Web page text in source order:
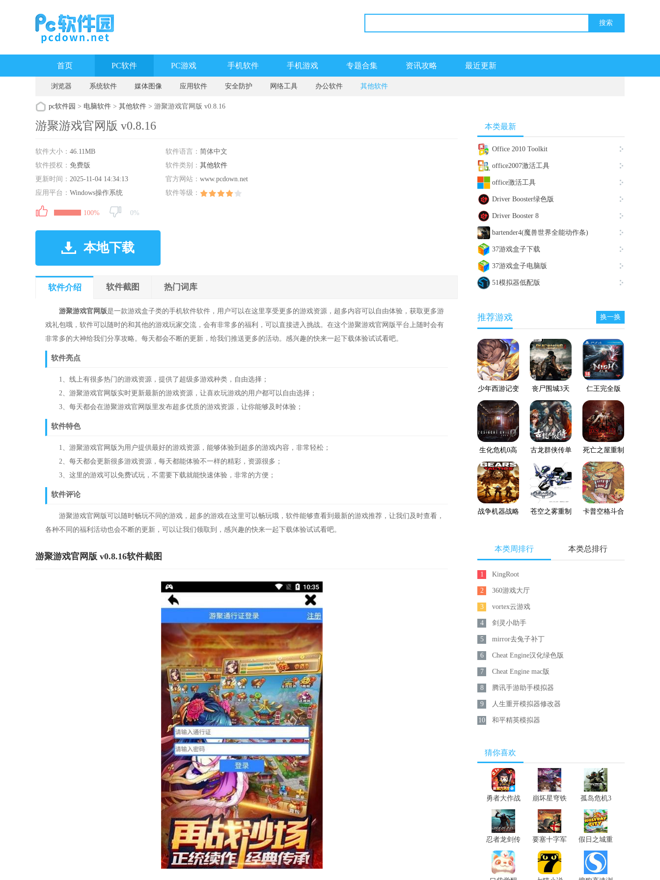
首页 PC软件 PC游戏 手机软件 手机游戏 专题合集 资讯攻略 最近更新
浏览器 系统软件 媒体图像 应用软件 安全防护 网络工具 办公软件 其他软件
pc软件园 > 电脑软件 > 其他软件 > 游聚游戏官网版 v0.8.16
游聚游戏官网版 v0.8.16
软件大小： 46.11MB 软件语言： 简体中文
软件授权： 免费版 软件类别： 其他软件
更新时间： 2025-11-04 14:34:13 官方网站： www.pcdown.net
应用平台： Windows操作系统 软件等级：
100% 0%
本地下载
软件介绍 软件截图 热门词库
游聚游戏官网版是一款游戏盒子类的手机软件软件，用户可以在这里享受更多的游戏资源，超多内容可以自由体验，获取更多游
戏礼包哦，软件可以随时的和其他的游戏玩家交流，会有非常多的福利，可以直接进入挑战。在这个游聚游戏官网版平台上随时会有
非常多的大神给我们分享攻略。每天都会不断的更新，给我们推送更多的活动。感兴趣的快来一起下载体验试试看吧。
软件亮点
1、线上有很多热门的游戏资源，提供了超级多游戏种类，自由选择；
2、游聚游戏官网版实时更新最新的游戏资源，让喜欢玩游戏的用户都可以自由选择；
3、每天都会在游聚游戏官网版里发布超多优质的游戏资源，让你能够及时体验；
软件特色
1、游聚游戏官网版为用户提供最好的游戏资源，能够体验到超多的游戏内容，非常轻松；
2、每天都会更新很多游戏资源，每天都能体验不一样的精彩，资源很多；
3、这里的游戏可以免费试玩，不需要下载就能快速体验，非常的方便；
软件评论
游聚游戏官网版可以随时畅玩不同的游戏，超多的游戏在这里可以畅玩哦，软件能够查看到最新的游戏推荐，让我们及时查看，
各种不同的福利活动也会不断的更新，可以让我们领取到，感兴趣的快来一起下载体验试试看吧。
游聚游戏官网版 v0.8.16软件截图
本类最新
Office 2010 Toolkit
office2007激活工具
office激活工具
Driver Booster绿色版
Driver Booster 8
bartender4(魔兽世界全能动作条)
37游戏盒子下载
37游戏盒子电脑版
51模拟器低配版
推荐游戏 换一换
少年西游记变
态服
丧尸围城3天
启版
仁王完全版
生化危机0高
清重制版
古龙群侠传单
机版下载
死亡之屋重制
版
战争机器战略
苍空之雾重制
卡普空格斗合
本类周排行 本类总排行
1 KingRoot
2 360游戏大厅
3 vortex云游戏
4 剑灵小助手
5 mirror去兔子补丁
6 Cheat Engine汉化绿色版
7 Cheat Engine mac版
8 腾讯手游助手模拟器
9 人生重开模拟器修改器
10 和平精英模拟器
猜你喜欢
勇者大作战
崩坏星穹铁
孤岛危机3
忍者龙剑传
要塞十字军
假日之城重